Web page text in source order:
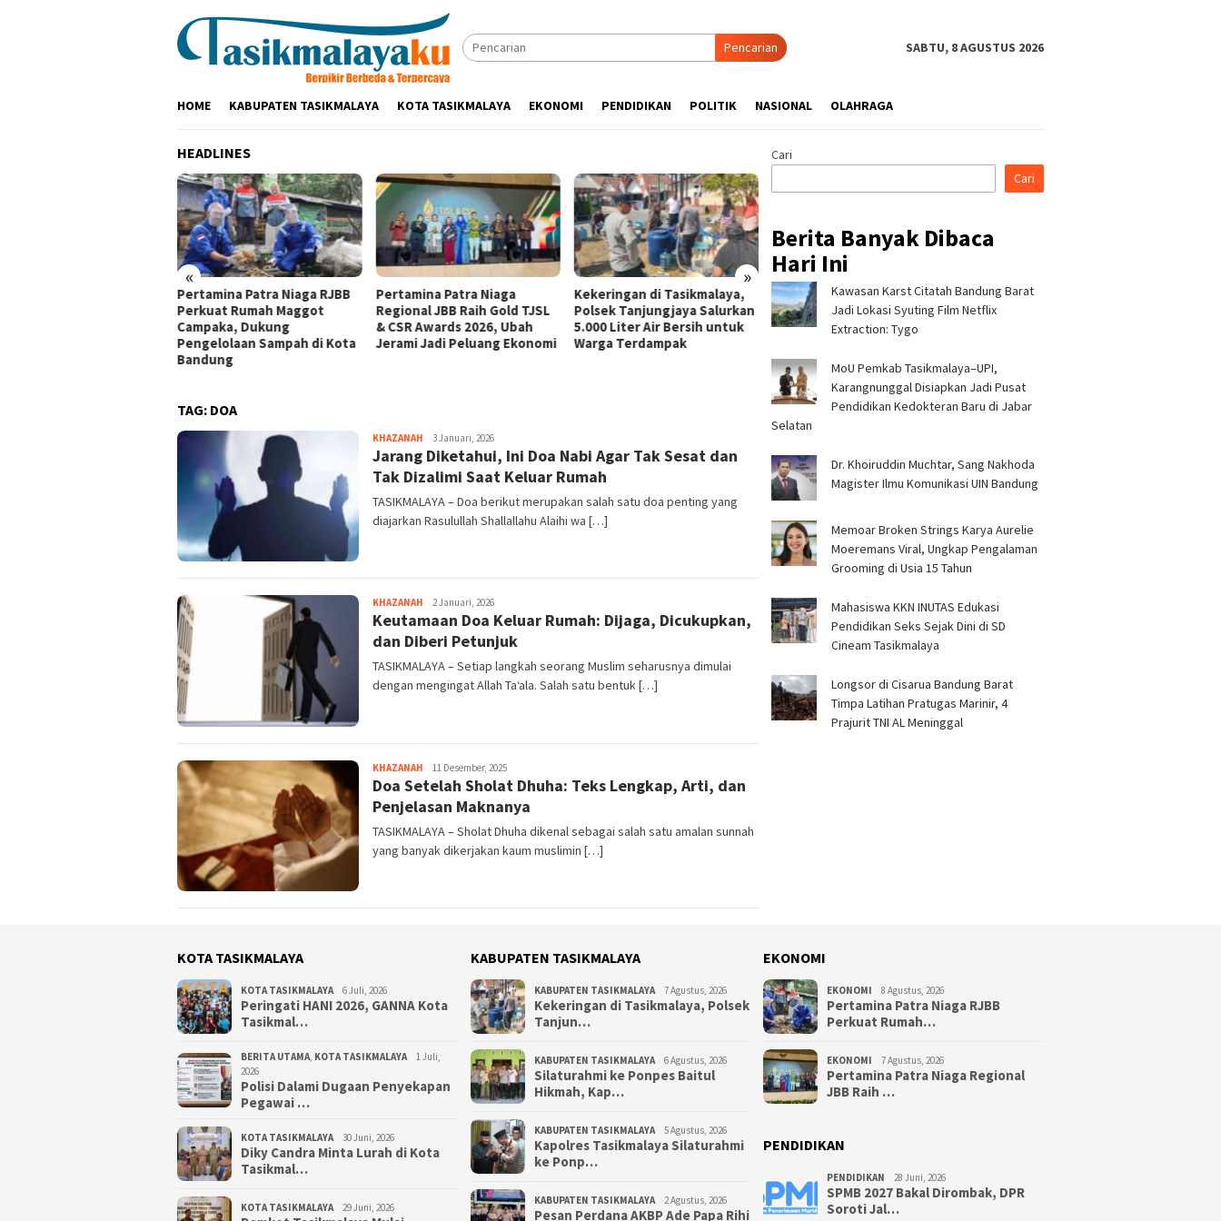
Pencarian SABTU, 8 AGUSTUS 2026
HOME KABUPATEN TASIKMALAYA KOTA TASIKMALAYA EKONOMI PENDIDIKAN POLITIK NASIONAL OLAHRAGA
HEADLINES
« »
Pertamina Patra Niaga RJBB
Perkuat Rumah Maggot
Campaka, Dukung
Pengelolaan Sampah di Kota
Bandung
Pertamina Patra Niaga
Regional JBB Raih Gold TJSL
& CSR Awards 2026, Ubah
Jerami Jadi Peluang Ekonomi
Kekeringan di Tasikmalaya,
Polsek Tanjungjaya Salurkan
5.000 Liter Air Bersih untuk
Warga Terdampak
Pertamina Patra Niaga RJBB
Perkuat Kesiapsiagaan
Bencana Sejak Dini melalui
Silaturahmi ke Ponpes Baitul
Hikmah, Kapolres
TAG: DOA
KHAZANAH Tim
Redaksi
3 Januari, 2026
Jarang Diketahui, Ini Doa Nabi Agar Tak Sesat dan
Tak Dizalimi Saat Keluar Rumah
TASIKMALAYA – Doa berikut merupakan salah satu doa penting yang
diajarkan Rasulullah Shallallahu Alaihi wa […]
KHAZANAH Tim
Redaksi
2 Januari, 2026
Keutamaan Doa Keluar Rumah: Dijaga, Dicukupkan,
dan Diberi Petunjuk
TASIKMALAYA – Setiap langkah seorang Muslim seharusnya dimulai
dengan mengingat Allah Ta‘ala. Salah satu bentuk […]
KHAZANAH Tim
Redaksi
11 Desember, 2025
Doa Setelah Sholat Dhuha: Teks Lengkap, Arti, dan
Penjelasan Maknanya
TASIKMALAYA – Sholat Dhuha dikenal sebagai salah satu amalan sunnah
yang banyak dikerjakan kaum muslimin […]
Cari
Cari
Berita Banyak Dibaca
Hari Ini
Kawasan Karst Citatah Bandung Barat
Jadi Lokasi Syuting Film Netflix
Extraction: Tygo
MoU Pemkab Tasikmalaya–UPI,
Karangnunggal Disiapkan Jadi Pusat
Pendidikan Kedokteran Baru di Jabar
Selatan
Dr. Khoiruddin Muchtar, Sang Nakhoda
Magister Ilmu Komunikasi UIN Bandung
Memoar Broken Strings Karya Aurelie
Moeremans Viral, Ungkap Pengalaman
Grooming di Usia 15 Tahun
Mahasiswa KKN INUTAS Edukasi
Pendidikan Seks Sejak Dini di SD
Cineam Tasikmalaya
Longsor di Cisarua Bandung Barat
Timpa Latihan Pra­tugas Marinir, 4
Prajurit TNI AL Meninggal
KOTA TASIKMALAYA
KOTA TASIKMALAYA 6 Juli, 2026
Peringati HANI 2026, GANNA Kota
Tasikmal…
BERITA UTAMA, KOTA TASIKMALAYA
1 Juli,
2026
Polisi Dalami Dugaan Penyekapan
Pegawai …
KOTA TASIKMALAYA 30 Juni, 2026
Diky Candra Minta Lurah di Kota
Tasikmal…
KOTA TASIKMALAYA 29 Juni, 2026
KABUPATEN TASIKMALAYA
KABUPATEN TASIKMALAYA 7 Agustus, 2026
Kekeringan di Tasikmalaya, Polsek
Tanjun…
KABUPATEN TASIKMALAYA 6 Agustus, 2026
Silaturahmi ke Ponpes Baitul
Hikmah, Kap…
KABUPATEN TASIKMALAYA 5 Agustus, 2026
Kapolres Tasikmalaya Silaturahmi
ke Ponp…
KABUPATEN TASIKMALAYA 2 Agustus, 2026
Pesan Perdana AKBP Ade Papa Rihi
EKONOMI
EKONOMI 8 Agustus, 2026
Pertamina Patra Niaga RJBB
Perkuat Rumah…
EKONOMI 7 Agustus, 2026
Pertamina Patra Niaga Regional
JBB Raih …
PENDIDIKAN
PENDIDIKAN 28 Juni, 2026
SPMB 2027 Bakal Dirombak, DPR
Soroti Jal…